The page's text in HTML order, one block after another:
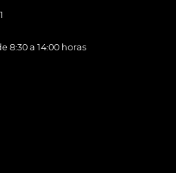
8:30 a 14:00 horas